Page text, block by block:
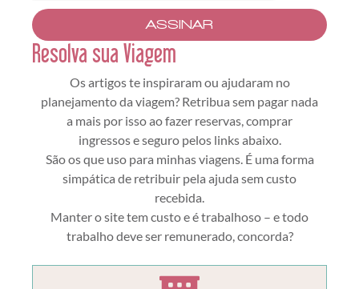
ASSINAR
Resolva sua Viagem
Os artigos te inspiraram ou ajudaram no
planejamento da viagem? Retribua sem pagar nada
a mais por isso ao fazer reservas, comprar
ingressos e seguro pelos links abaixo.
São os que uso para minhas viagens. É uma forma
simpática de retribuir pela ajuda sem custo
recebida.
Manter o site tem custo e é trabalhoso – e todo
trabalho deve ser remunerado, concorda?